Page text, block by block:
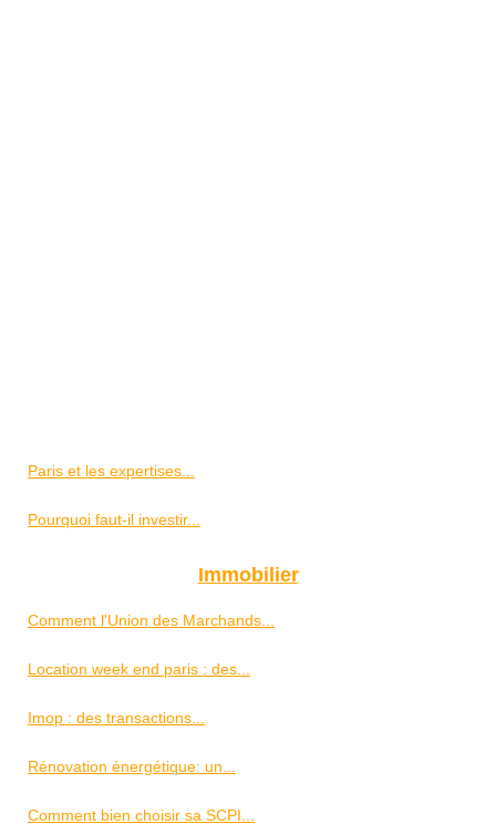
Paris et les expertises...
Pourquoi faut-il investir...
Immobilier
Comment l'Union des Marchands...
Location week end paris : des...
Imop : des transactions...
Rénovation énergétique: un...
Comment bien choisir sa SCPI...